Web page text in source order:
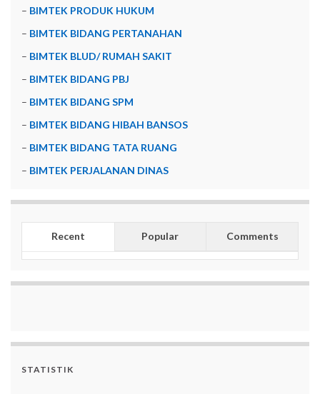
– BIMTEK PRODUK HUKUM
– BIMTEK BIDANG PERTANAHAN
– BIMTEK BLUD/ RUMAH SAKIT
– BIMTEK BIDANG PBJ
– BIMTEK BIDANG SPM
– BIMTEK BIDANG HIBAH BANSOS
– BIMTEK BIDANG TATA RUANG
– BIMTEK PERJALANAN DINAS
Recent Popular Comments
STATISTIK